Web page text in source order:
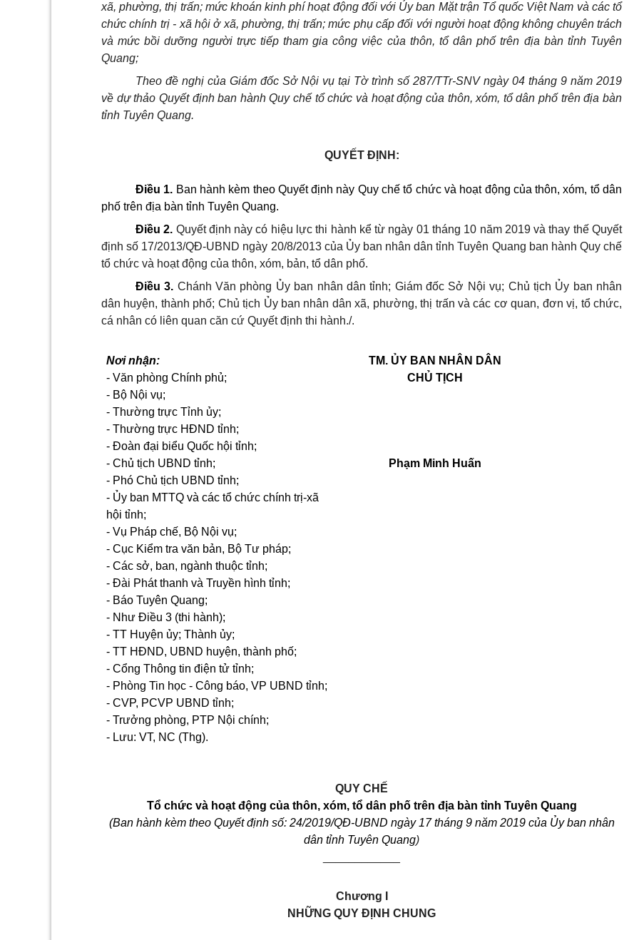
xã, phường, thị trấn; mức khoán kinh phí hoạt động đối với Ủy ban Mặt trận Tổ quốc Việt Nam và các tổ
chức chính trị - xã hội ở xã, phường, thị trấn; mức phụ cấp đối với người hoạt động không chuyên trách
và mức bồi dưỡng người trực tiếp tham gia công việc của thôn, tổ dân phố trên địa bàn tỉnh Tuyên
Quang;
Theo đề nghị của Giám đốc Sở Nội vụ tại Tờ trình số 287/TTr-SNV ngày 04 tháng 9 năm 2019
về dự thảo Quyết định ban hành Quy chế tổ chức và hoạt động của thôn, xóm, tổ dân phố trên địa bàn
tỉnh Tuyên Quang.
QUYẾT ĐỊNH:
Điều 1. Ban hành kèm theo Quyết định này Quy chế tổ chức và hoạt động của thôn, xóm, tổ dân
phố trên địa bàn tỉnh Tuyên Quang.
Điều 2. Quyết định này có hiệu lực thi hành kể từ ngày 01 tháng 10 năm 2019 và thay thế Quyết
định số 17/2013/QĐ-UBND ngày 20/8/2013 của Ủy ban nhân dân tỉnh Tuyên Quang ban hành Quy chế
tổ chức và hoạt động của thôn, xóm, bản, tổ dân phố.
Điều 3. Chánh Văn phòng Ủy ban nhân dân tỉnh; Giám đốc Sở Nội vụ; Chủ tịch Ủy ban nhân
dân huyện, thành phố; Chủ tịch Ủy ban nhân dân xã, phường, thị trấn và các cơ quan, đơn vị, tổ chức,
cá nhân có liên quan căn cứ Quyết định thi hành./.
Nơi nhận:
- Văn phòng Chính phủ;
- Bộ Nội vụ;
- Thường trực Tỉnh ủy;
- Thường trực HĐND tỉnh;
- Đoàn đại biểu Quốc hội tỉnh;
- Chủ tịch UBND tỉnh;
- Phó Chủ tịch UBND tỉnh;
- Ủy ban MTTQ và các tổ chức chính trị-xã
hội tỉnh;
- Vụ Pháp chế, Bộ Nội vụ;
- Cục Kiểm tra văn bản, Bộ Tư pháp;
- Các sở, ban, ngành thuộc tỉnh;
- Đài Phát thanh và Truyền hình tỉnh;
- Báo Tuyên Quang;
- Như Điều 3 (thi hành);
- TT Huyện ủy; Thành ủy;
- TT HĐND, UBND huyện, thành phố;
- Cổng Thông tin điện tử tỉnh;
- Phòng Tin học - Công báo, VP UBND tỉnh;
- CVP, PCVP UBND tỉnh;
- Trưởng phòng, PTP Nội chính;
- Lưu: VT, NC (Thg).
TM. ỦY BAN NHÂN DÂN
CHỦ TỊCH
Phạm Minh Huấn
QUY CHẾ
Tổ chức và hoạt động của thôn, xóm, tổ dân phố trên địa bàn tỉnh Tuyên Quang
(Ban hành kèm theo Quyết định số: 24/2019/QĐ-UBND ngày 17 tháng 9 năm 2019 của Ủy ban nhân
dân tỉnh Tuyên Quang)
Chương I
NHỮNG QUY ĐỊNH CHUNG